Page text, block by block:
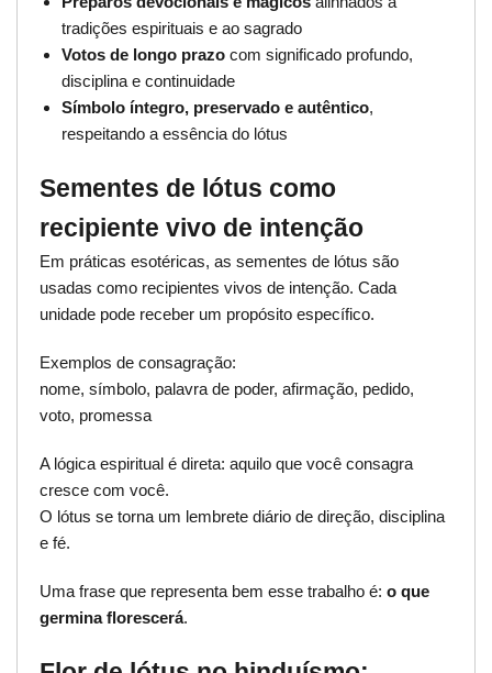
tradições espirituais e ao sagrado
Votos de longo prazo com significado profundo,
disciplina e continuidade
Símbolo íntegro, preservado e autêntico,
respeitando a essência do lótus
Sementes de lótus como
recipiente vivo de intenção
Em práticas esotéricas, as sementes de lótus são
usadas como recipientes vivos de intenção. Cada
unidade pode receber um propósito específico.
Exemplos de consagração:
nome, símbolo, palavra de poder, afirmação, pedido,
voto, promessa
A lógica espiritual é direta: aquilo que você consagra
cresce com você.
O lótus se torna um lembrete diário de direção, disciplina
e fé.
Uma frase que representa bem esse trabalho é: o que
germina florescerá.